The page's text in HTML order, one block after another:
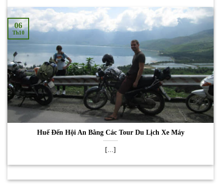
Huế Đến Hội An Bằng Các Tour Du Lịch Xe Máy
[...]
06
Th10